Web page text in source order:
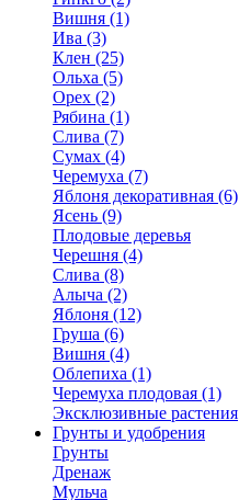
Вишня (1)
Ива (3)
Клен (25)
Ольха (5)
Орех (2)
Рябина (1)
Слива (7)
Сумах (4)
Черемуха (7)
Яблоня декоративная (6)
Ясень (9)
Плодовые деревья
Черешня (4)
Слива (8)
Алыча (2)
Яблоня (12)
Груша (6)
Вишня (4)
Облепиха (1)
Черемуха плодовая (1)
Эксклюзивные растения
Грунты и удобрения
Грунты
Дренаж
Мульча